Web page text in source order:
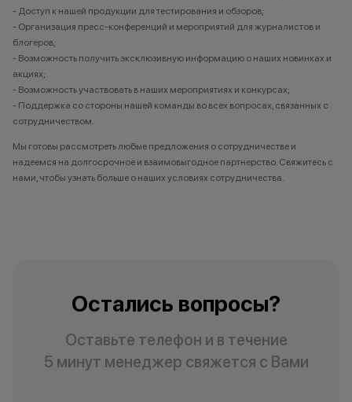
Т
Тарко-Сале
Тихорецк
Тольятти
Трехгорный
Туапсе
Уфа, Нагаево
Учалы
- Доступ к нашей продукции для тестирования и обзоров;
- Организация пресс-конференций и мероприятий для журналистов и
блогеров;
- Возможность получить эксклюзивную информацию о наших новинках и
акциях;
- Возможность участвовать в наших мероприятиях и конкурсах;
- Поддержка со стороны нашей команды во всех вопросах, связанных с
сотрудничеством.
Мы готовы рассмотреть любые предложения о сотрудничестве и
надеемся на долгосрочное и взаимовыгодное партнерство. Свяжитесь с
нами, чтобы узнать больше о наших условиях сотрудничества.
Остались вопросы?
Оставьте телефон и в течение
5 минут менеджер свяжется с Вами